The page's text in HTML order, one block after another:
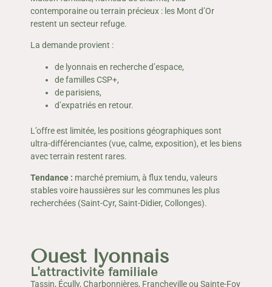
contemporaine ou terrain précieux : les Mont d’Or
restent un secteur refuge.
La demande provient :
de lyonnais en recherche d’espace,
de familles CSP+,
de parisiens,
d’expatriés en retour.
L’offre est limitée, les positions géographiques sont
ultra-différenciantes (vue, calme, exposition), et les biens
avec terrain restent rares.
Tendance : marché premium, à flux tendu, valeurs
stables voire haussières sur les communes les plus
recherchées (Saint-Cyr, Saint-Didier, Collonges).
Ouest lyonnais
L'attractivité familiale
Tassin, Écully, Charbonnières, Francheville ou Sainte-Foy